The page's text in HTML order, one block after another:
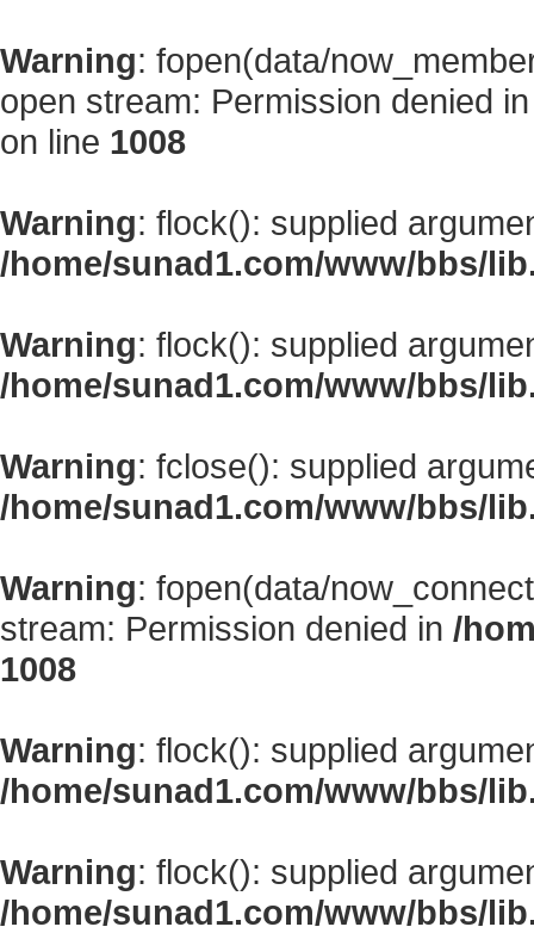
Warning: fopen(data/
open stream: Permission denied
on line 1008
Warning: flock(): supplied
/home/sunad1.com/www/bbs/
Warning: flock(): supplied
/home/sunad1.com/www/bbs/
Warning: fclose(): supplied
/home/sunad1.com/www/bbs/
Warning: fopen(data/
stream: Permission denied in /
1008
Warning: flock(): supplied
/home/sunad1.com/www/bbs/
Warning: flock(): supplied
/home/sunad1.com/www/bbs/